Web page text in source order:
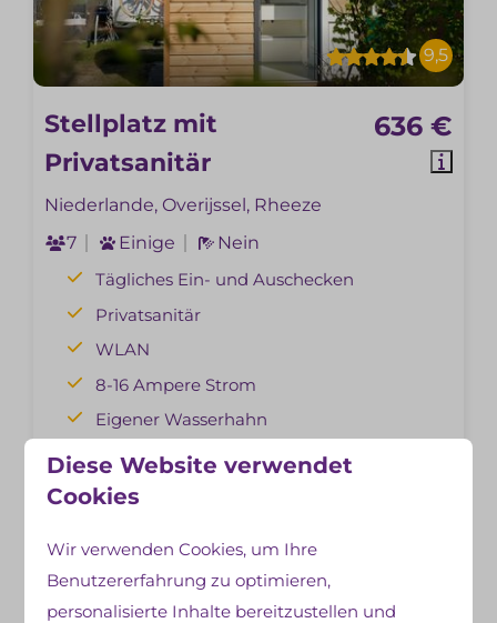
9,5
636 €
Stellplatz mit
Privatsanitär
Niederlande, Overijssel, Rheeze
7
Einige
Nein
Tägliches Ein- und Auschecken
Privatsanitär
WLAN
8-16 Ampere Strom
Eigener Wasserhahn
Direkter Blick auf den Kinderspielplatz
Wasserablauf
Ansehen Jetzt buchen
Diese Website verwendet
Cookies
Wir verwenden Cookies, um Ihre
Benutzererfahrung zu optimieren,
personalisierte Inhalte bereitzustellen und